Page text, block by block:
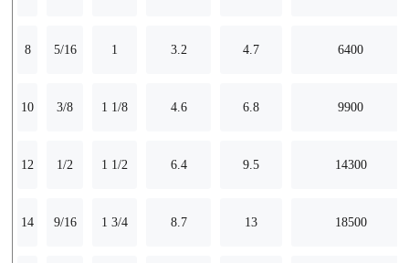
8 5/16 1 3.2 4.7 6400
10 3/8 1 1/8 4.6 6.8 9900
12 1/2 1 1/2 6.4 9.5 14300
14 9/16 1 3/4 8.7 13 18500